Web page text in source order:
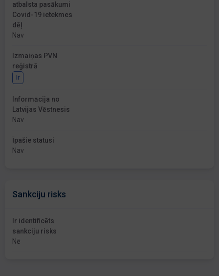
atbalsta pasākumi
Covid-19 ietekmes
dēļ
Nav
Izmaiņas PVN
reģistrā
Ir
Informācija no
Latvijas Vēstnesis
Nav
Īpašie statusi
Nav
Sankciju risks
Ir identificēts
sankciju risks
Nē